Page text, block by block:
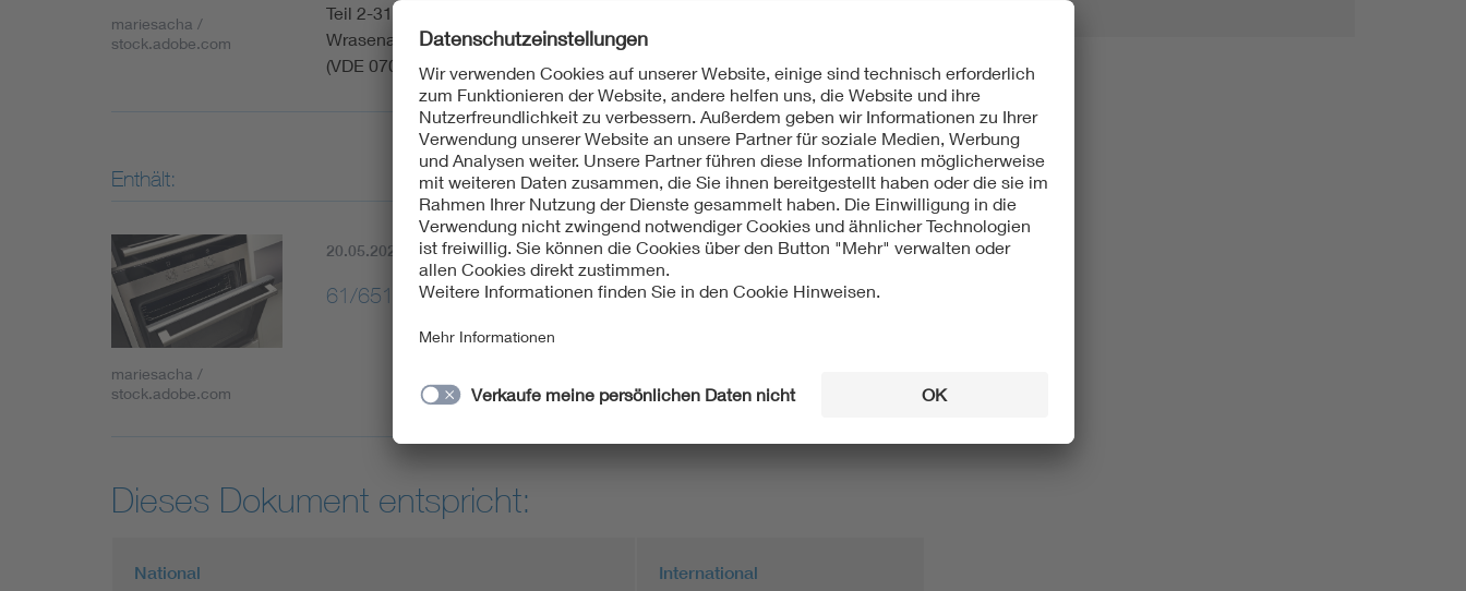
mariesacha /
stock.adobe.com
Teil 2-31: Besondere Anforderungen für Dunstabzugshauben und andere
Wrasenabsaugungen; Beiblatt 1: Interpretationen zu DIN EN 60335-2-31
(VDE 0700-31)
Enthält:
mariesacha /
stock.adobe.com
20.05.2022 Aktuell
61/6517/CDV:2022-05
Dieses Dokument entspricht:
National International